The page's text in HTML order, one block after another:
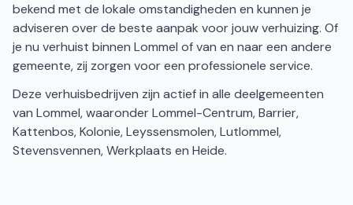
bekend met de lokale omstandigheden en kunnen je
adviseren over de beste aanpak voor jouw verhuizing. Of
je nu verhuist binnen Lommel of van en naar een andere
gemeente, zij zorgen voor een professionele service.
Deze verhuisbedrijven zijn actief in alle deelgemeenten
van Lommel, waaronder Lommel-Centrum, Barrier,
Kattenbos, Kolonie, Leyssensmolen, Lutlommel,
Stevensvennen, Werkplaats en Heide.